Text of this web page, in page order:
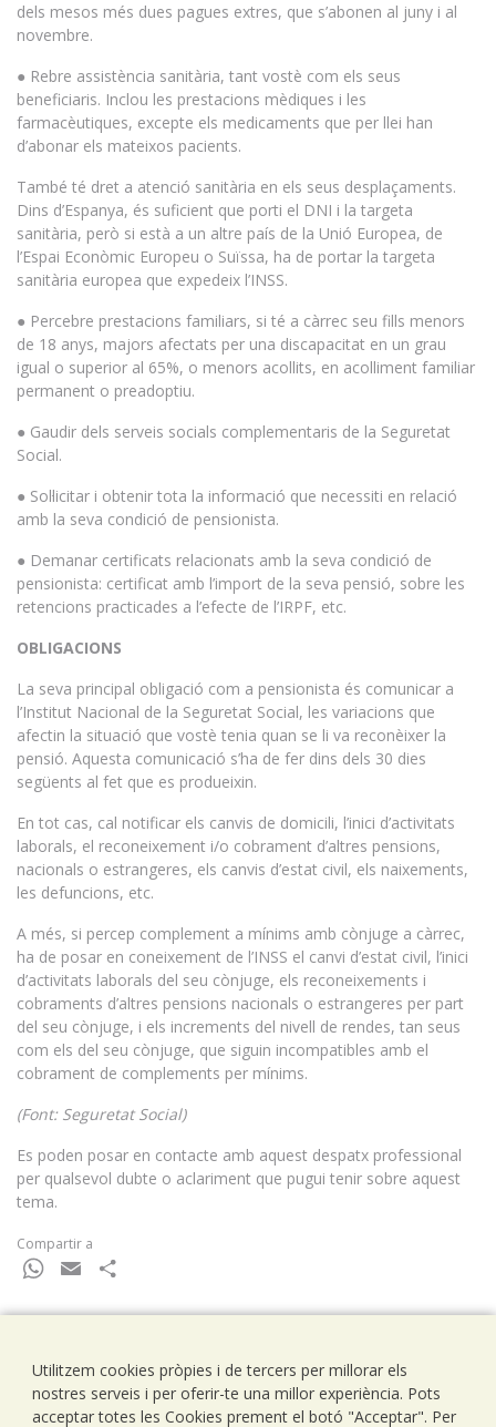
dels mesos més dues pagues extres, que s’abonen al juny i al
novembre.
● Rebre assistència sanitària, tant vostè com els seus
beneficiaris. Inclou les prestacions mèdiques i les
farmacèutiques, excepte els medicaments que per llei han
d’abonar els mateixos pacients.
També té dret a atenció sanitària en els seus desplaçaments.
Dins d’Espanya, és suficient que porti el DNI i la targeta
sanitària, però si està a un altre país de la Unió Europea, de
l’Espai Econòmic Europeu o Suïssa, ha de portar la targeta
sanitària europea que expedeix l’INSS.
● Percebre prestacions familiars, si té a càrrec seu fills menors
de 18 anys, majors afectats per una discapacitat en un grau
igual o superior al 65%, o menors acollits, en acolliment familiar
permanent o preadoptiu.
● Gaudir dels serveis socials complementaris de la Seguretat
Social.
● Sol·licitar i obtenir tota la informació que necessiti en relació
amb la seva condició de pensionista.
● Demanar certificats relacionats amb la seva condició de
pensionista: certificat amb l’import de la seva pensió, sobre les
retencions practicades a l’efecte de l’IRPF, etc.
OBLIGACIONS
La seva principal obligació com a pensionista és comunicar a
l’Institut Nacional de la Seguretat Social, les variacions que
afectin la situació que vostè tenia quan se li va reconèixer la
pensió. Aquesta comunicació s’ha de fer dins dels 30 dies
següents al fet que es produeixin.
En tot cas, cal notificar els canvis de domicili, l’inici d’activitats
laborals, el reconeixement i/o cobrament d’altres pensions,
nacionals o estrangeres, els canvis d’estat civil, els naixements,
les defuncions, etc.
A més, si percep complement a mínims amb cònjuge a càrrec,
ha de posar en coneixement de l’INSS el canvi d’estat civil, l’inici
d’activitats laborals del seu cònjuge, els reconeixements i
cobraments d’altres pensions nacionals o estrangeres per part
del seu cònjuge, i els increments del nivell de rendes, tan seus
com els del seu cònjuge, que siguin incompatibles amb el
cobrament de complements per mínims.
(Font: Seguretat Social)
Es poden posar en contacte amb aquest despatx professional
per qualsevol dubte o aclariment que pugui tenir sobre aquest
tema.
Compartir a
WhatsApp
Email
Ramells Ramoneda
Assessors - Consultors
Utilitzem cookies pròpies i de tercers per millorar els
nostres serveis i per oferir-te una millor experiència. Pots
acceptar totes les Cookies prement el botó "Acceptar". Per